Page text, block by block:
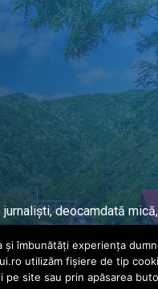
deocamdată
locală și națională de
și îmbunătăți experiența
utilizăm fișiere de tip
pe site sau prin apăsarea